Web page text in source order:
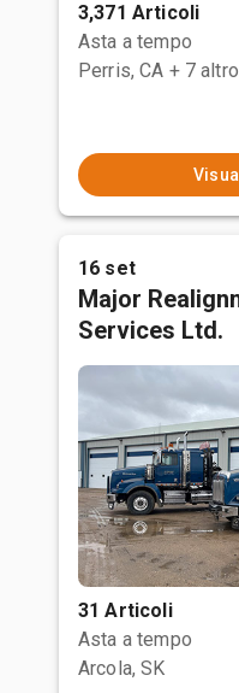
3,371 Articoli
Asta a tempo
Perris, CA + 7 altro
16 set
Major
Services Ltd.
31 Articoli
Asta a tempo
Arcola, SK